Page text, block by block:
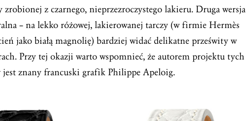
zrobionej z czarnego, nieprzezroczystego lakieru. Druga wersja
– na lekko różowej, lakierowanej tarczy (w firmie Hermès
jako białą magnolię) bardziej widać delikatne prześwity w
Przy tej okazji warto wspomnieć, że autorem projektu tych
znany francuski grafik Philippe Apeloig.